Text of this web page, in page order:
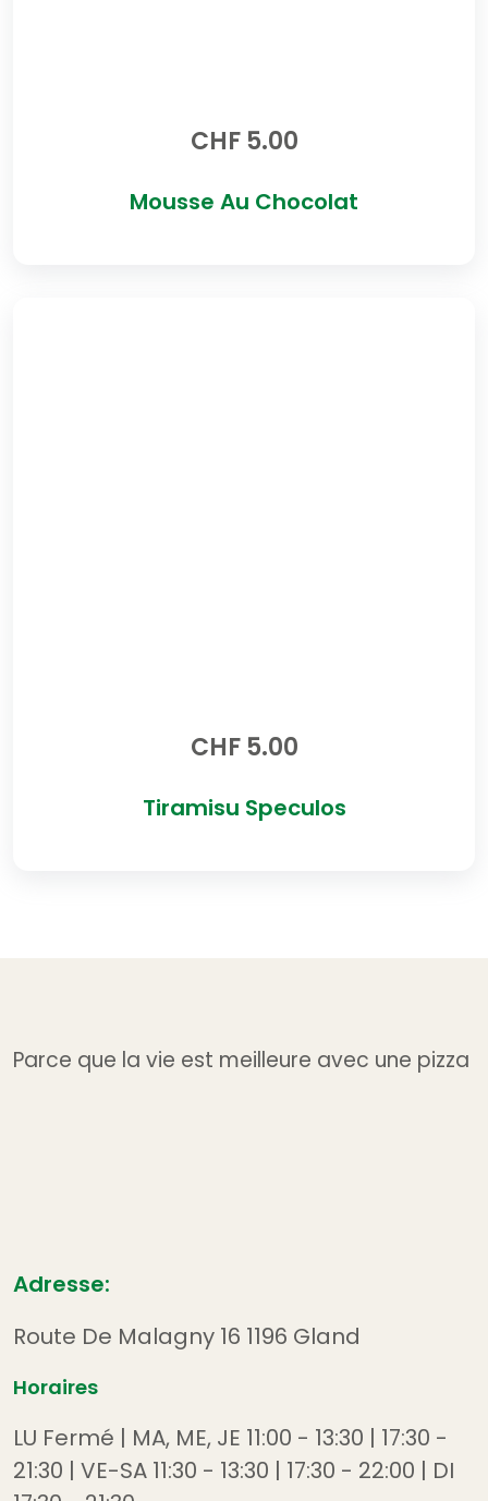
CHF5.00
Mousse Au Chocolat
CHF5.00
Tiramisu Speculos
Parce que la vie est meilleure avec une pizza
Adresse:
Route De Malagny 16 1196 Gland
Horaires
LU Fermé | MA, ME, JE 11:00 - 13:30 | 17:30 -
21:30 | VE-SA 11:30 - 13:30 | 17:30 - 22:00 | DI